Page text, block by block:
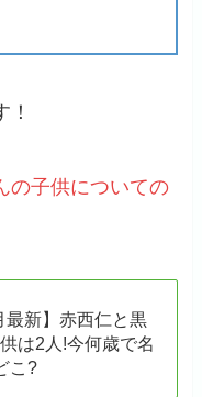
の子供についての
最新】赤西仁と黒
は2人!今何歳で名
こ?